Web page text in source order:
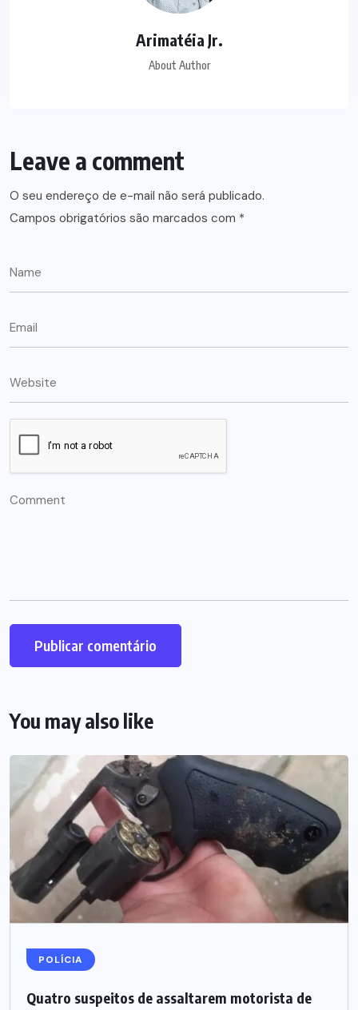
Arimatéia Jr.
About Author
Leave a comment
O seu endereço de e-mail não será publicado.
Campos obrigatórios são marcados com *
You may also like
POLÍCIA
Quatro suspeitos de assaltarem motorista de